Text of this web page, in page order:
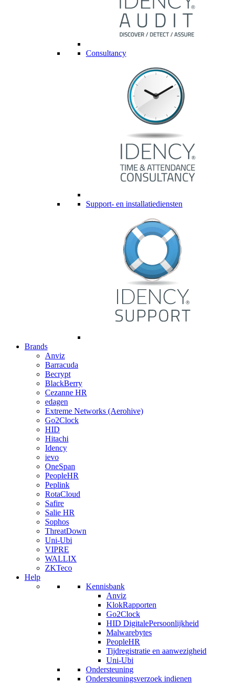
Consultancy
Support- en installatiediensten
Brands
Anviz
Barracuda
Becrypt
BlackBerry
Cezanne HR
edagen
Extreme Networks (Aerohive)
Go2Clock
HID
Hitachi
Idency
ievo
OneSpan
PeopleHR
Peplink
RotaCloud
Safire
Salie HR
Sophos
ThreatDown
Uni-Ubi
VIPRE
WALLIX
ZKTeco
Help
Kennisbank
Anviz
KlokRapporten
Go2Clock
HID DigitalePersoonlijkheid
Malwarebytes
PeopleHR
Tijdregistratie en aanwezigheid
Uni-Ubi
Ondersteuning
Ondersteuningsverzoek indienen